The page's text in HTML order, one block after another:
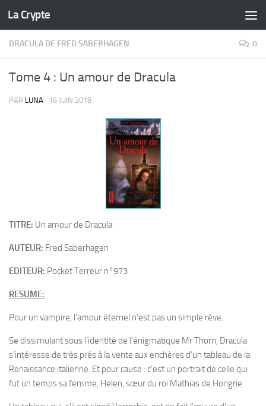
Skip to content
La Crypte
DRACULA DE FRED SABERHAGEN 0
Tome 4 : Un amour de Dracula
PAR LUNA · 16 JUIN 2018
TITRE: Un amour de Dracula
AUTEUR: Fred Saberhagen
EDITEUR: Pocket Terreur n°973
RESUME:
Pour un vampire, l’amour éternel n’est pas un simple rêve.
Se dissimulant sous l’identité de l’énigmatique Mr Thorn, Dracula
s’intéresse de très prés à la vente aux enchères d’un tableau de la
Renaissance italienne. Et pour cause : c’est un portrait de celle qui
fut un temps sa femme, Helen, sœur du roi Mathias de Hongrie.